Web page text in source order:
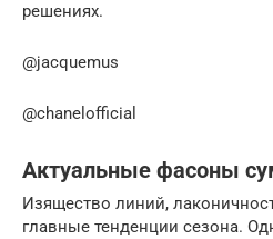
решениях.
@jacquemus
@chanelofficial
Актуальные фасоны
Изящество линий,
главные тенденции сезона.